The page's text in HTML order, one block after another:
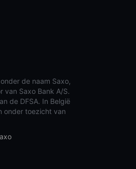
de naam Saxo,
van Saxo Bank A/S.
de DFSA. In België
onder toezicht van